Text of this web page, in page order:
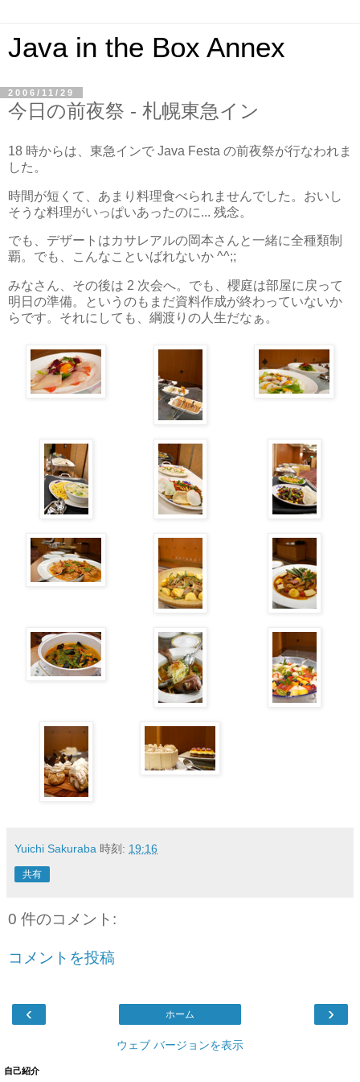
Java in the Box Annex
2006/11/29
今日の前夜祭 - 札幌東急イン
18 時からは、東急インで Java Festa の前夜祭が行なわれま
した。
時間が短くて、あまり料理食べられませんでした。おいし
そうな料理がいっぱいあったのに... 残念。
でも、デザートはカサレアルの岡本さんと一緒に全種類制
覇。でも、こんなこといばれないか ^^;;
みなさん、その後は 2 次会へ。でも、櫻庭は部屋に戻って
明日の準備。というのもまだ資料作成が終わっていないか
らです。それにしても、綱渡りの人生だなぁ。
Yuichi Sakuraba 時刻: 19:16
共有
0 件のコメント:
コメントを投稿
‹ ›
ホーム
ウェブ バージョンを表示
自己紹介